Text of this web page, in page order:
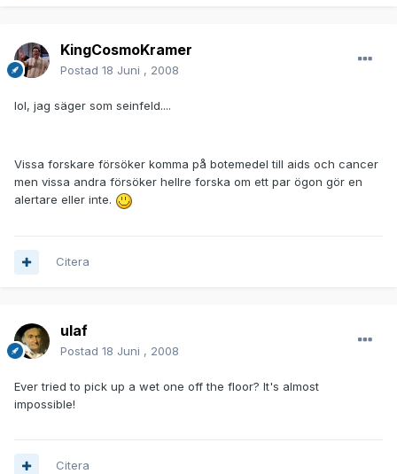
KingCosmoKramer
Postad 18 Juni , 2008
lol, jag säger som seinfeld....
Vissa forskare försöker komma på botemedel till aids och cancer
men vissa andra försöker hellre forska om ett par ögon gör en
alertare eller inte.
Citera
ulaf
Postad 18 Juni , 2008
Ever tried to pick up a wet one off the floor? It's almost
impossible!
Citera